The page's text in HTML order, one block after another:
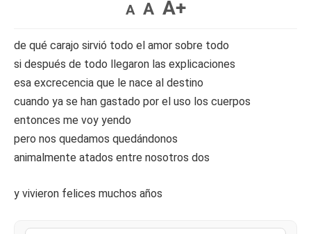
A A A+
de qué carajo sirvió todo el amor sobre todo
si después de todo llegaron las explicaciones
esa excrecencia que le nace al destino
cuando ya se han gastado por el uso los cuerpos
entonces me voy yendo
pero nos quedamos quedándonos
animalmente atados entre nosotros dos
y vivieron felices muchos años